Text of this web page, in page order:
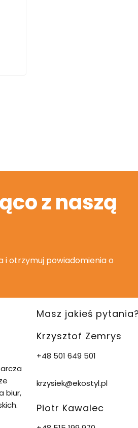
z naszą
i otrzymuj powiadomienia o
biur,
Masz jakieś pytania?
Krzysztof Zemrys
+48 501 649 501
krzysiek@ekostyl.pl
Piotr Kawalec